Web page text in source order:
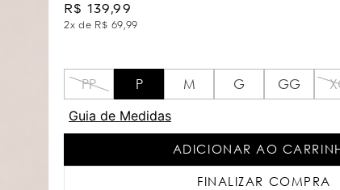
R$ 139,99
2x de R$ 69,99
PP P M G GG
Guia de Medidas
ADICIONAR AO
FINALIZAR COMPRA